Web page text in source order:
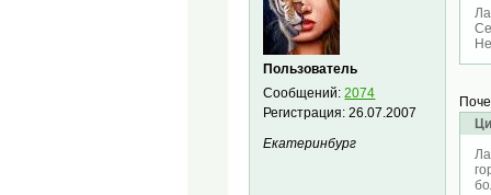
Пользователь
Сообщений:2074
Регистрация:26.07.2007
Екатеринбург